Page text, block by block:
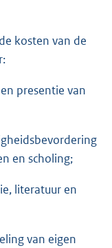
kosten van de
presentie van
en scholing;
literatuur en
van eigen